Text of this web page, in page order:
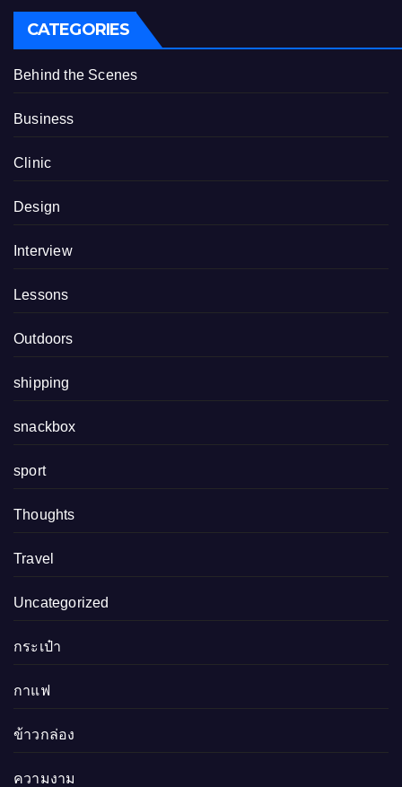
CATEGORIES
Behind the Scenes
Business
Clinic
Design
Interview
Lessons
Outdoors
shipping
snackbox
sport
Thoughts
Travel
Uncategorized
กระเป๋า
กาแฟ
ข้าวกล่อง
ความงาม